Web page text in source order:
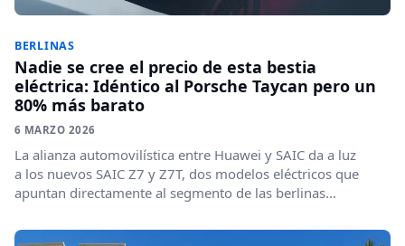
BERLINAS
Nadie se cree el precio de esta bestia
eléctrica: Idéntico al Porsche Taycan pero un
80% más barato
6 MARZO 2026
La alianza automovilística entre Huawei y SAIC da a luz
a los nuevos SAIC Z7 y Z7T, dos modelos eléctricos que
apuntan directamente al segmento de las berlinas...